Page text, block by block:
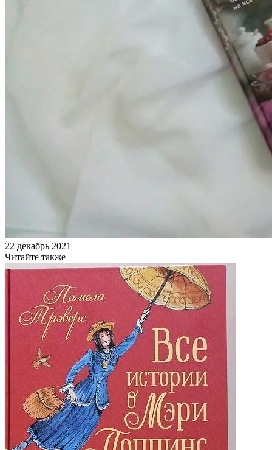
22 декабрь 2021
Читайте также